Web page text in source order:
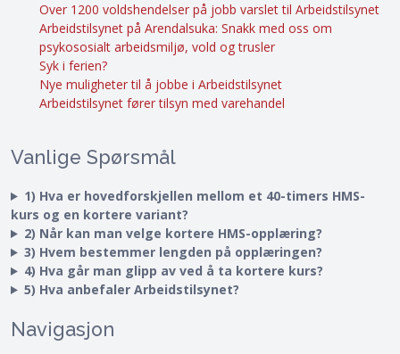
Over 1200 voldshendelser på jobb varslet til Arbeidstilsynet
Arbeidstilsynet på Arendalsuka: Snakk med oss om
psykososialt arbeidsmiljø, vold og trusler
Syk i ferien?
Nye muligheter til å jobbe i Arbeidstilsynet
Arbeidstilsynet fører tilsyn med varehandel
Vanlige Spørsmål
1) Hva er hovedforskjellen mellom et 40-timers HMS-
kurs og en kortere variant?
2) Når kan man velge kortere HMS-opplæring?
3) Hvem bestemmer lengden på opplæringen?
4) Hva går man glipp av ved å ta kortere kurs?
5) Hva anbefaler Arbeidstilsynet?
Navigasjon